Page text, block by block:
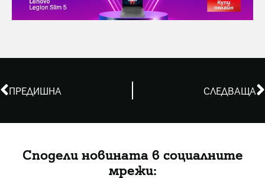
ПРЕДИШНА СЛЕДВАЩА
Сподели новината в социалните
мрежи: